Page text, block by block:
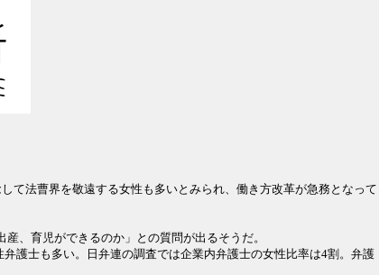
て法曹界を敬遠する女性も多いとみられ、働き方改革が急務となって
、育児ができるのか」との質問が出るそうだ。
護士も多い。日弁連の調査では企業内弁護士の女性比率は4割。弁護